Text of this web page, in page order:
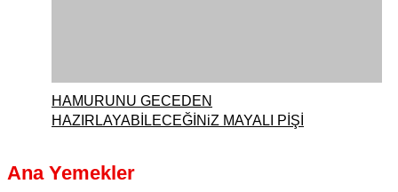
HAMURUNU GECEDEN
HAZIRLAYABİLECEĞİNiZ MAYALI PİŞİ
Ana Yemekler